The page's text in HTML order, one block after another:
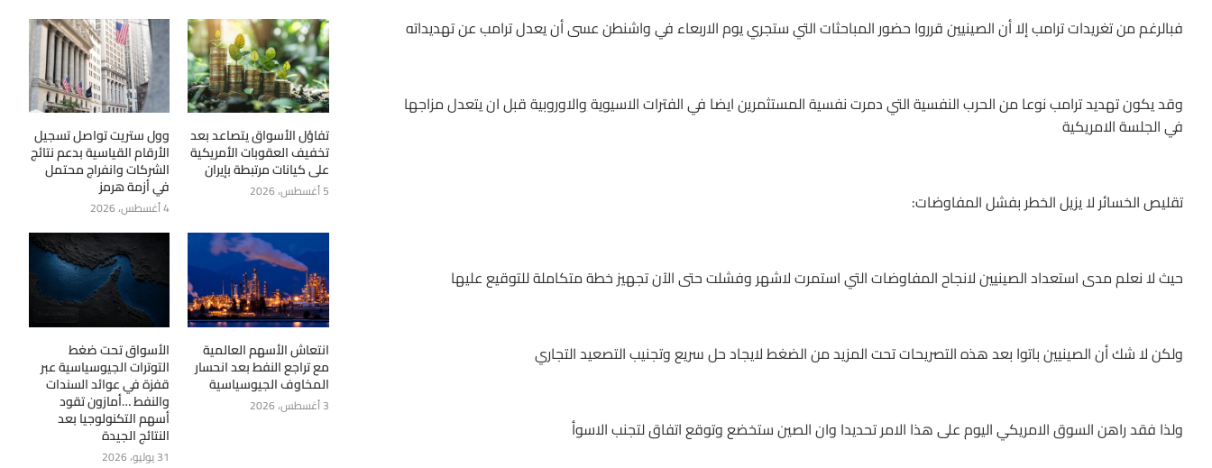
فبالرغم من تغريدات ترامب إلا أن الصينيين قرروا حضور المباحثات التي ستجري يوم الاربعاء في واشنطن عسى أن يعدل ترامب عن تهديداته
وقد يكون تهديد ترامب نوعا من الحرب النفسية التي دمرت نفسية المستثمرين ايضا في الفترات الاسيوية والاوروبية قبل ان يتعدل مزاجها
في الجلسة الامريكية
تقليص الخسائر لا يزيل الخطر بفشل المفاوضات:
حيث لا نعلم مدى استعداد الصينيين لانجاح المفاوضات التي استمرت لاشهر وفشلت حتى الآن تجهيز خطة متكاملة للتوقيع عليها
ولكن لا شك أن الصينيين باتوا بعد هذه التصريحات تحت المزيد من الضغط لايجاد حل سريع وتجنيب التصعيد التجاري
ولذا فقد راهن السوق الامريكي اليوم على هذا الامر تحديدا وان الصين ستخضع وتوقع اتفاق لتجنب الاسوأ
تفاؤل الأسواق يتصاعد بعد
تخفيف العقوبات الأمريكية
على كيانات مرتبطة بإيران
5 أغسطس، 2026
وول ستريت تواصل تسجيل
الأرقام القياسية بدعم نتائج
الشركات وانفراج محتمل
في أزمة هرمز
4 أغسطس، 2026
انتعاش الأسهم العالمية
مع تراجع النفط بعد انحسار
المخاوف الجيوسياسية
3 أغسطس، 2026
الأسواق تحت ضغط
التوترات الجيوسياسية عبر
قفزة في عوائد السندات
والنفط …أمازون تقود
أسهم التكنولوجيا بعد
النتائج الجيدة
31 يوليو، 2026